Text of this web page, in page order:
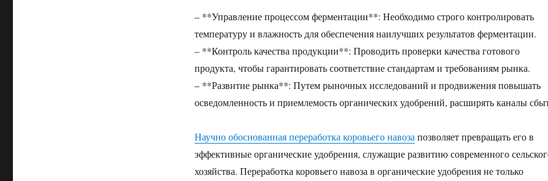
– **Управление процессом ферментации**: Необходимо строго контролировать
температуру и влажность для обеспечения наилучших результатов ферментации.
– **Контроль качества продукции**: Проводить проверки качества готового
продукта, чтобы гарантировать соответствие стандартам и требованиям рынка.
– **Развитие рынка**: Путем рыночных исследований и продвижения повышать
осведомленность и приемлемость органических удобрений, расширять каналы
Научно обоснованная переработка коровьего навоза позволяет превращать его в
эффективные органические удобрения, служащие развитию современного
хозяйства. Переработка коровьего навоза в органические удобрения не только